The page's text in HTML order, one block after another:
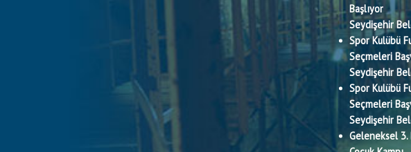
Başlıyor
Seydişehir
Spor Kulübü
Seçmeleri
Seydişehir
Spor Kulübü
Seçmeleri
Seydişehir
Geleneksel 3.